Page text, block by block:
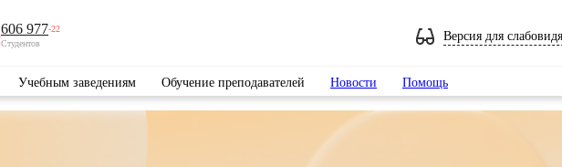
606 977-22
Студентов
Версия для
Учебным заведениям Обучение преподавателей Новости Помощь